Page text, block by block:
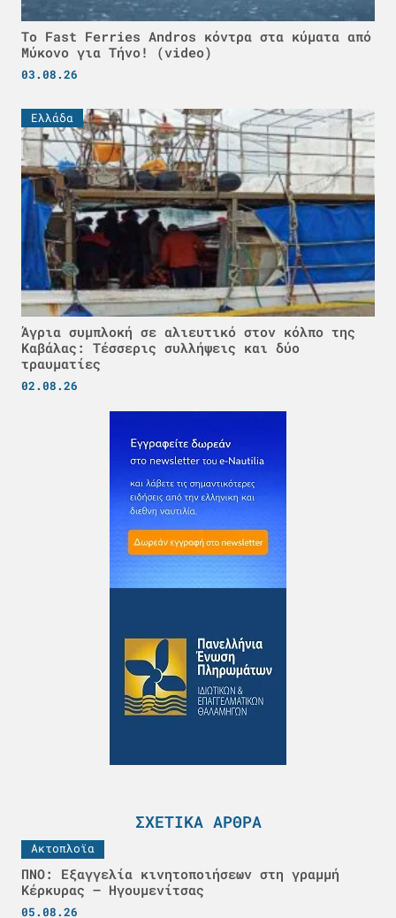
Το Fast Ferries Andros κόντρα στα κύματα από
Μύκονο για Τήνο! (video)
03.08.26
Ελλάδα
Άγρια συμπλοκή σε αλιευτικό στον κόλπο της
Καβάλας: Τέσσερις συλλήψεις και δύο
τραυματίες
02.08.26
ΣΧΕΤΙΚΆ ΆΡΘΡΑ
Ακτοπλοϊα
ΠΝΟ: Εξαγγελία κινητοποιήσεων στη γραμμή
Κέρκυρας – Ηγουμενίτσας
05.08.26